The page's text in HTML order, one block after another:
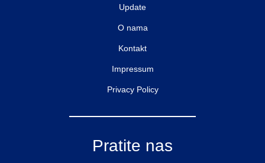
Update
O nama
Kontakt
Impressum
Privacy Policy
Pratite nas